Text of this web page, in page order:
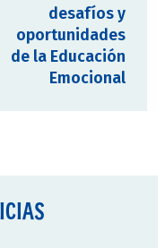
desafíos y
oportunidades
de la Educación
Emocional